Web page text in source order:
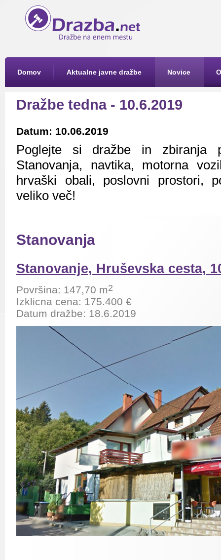
Domov Aktualne javne dražbe Novice
Dražbe tedna - 10.6.2019
Datum: 10.06.2019
Poglejte si dražbe in zbiranja
Stanovanja, navtika, motorna
hrvaški obali, poslovni prostori,
veliko več!
Stanovanja
Stanovanje, Hruševska cesta,
Površina: 147,70 m2
Izklicna cena: 175.400 €
Datum dražbe: 18.6.2019